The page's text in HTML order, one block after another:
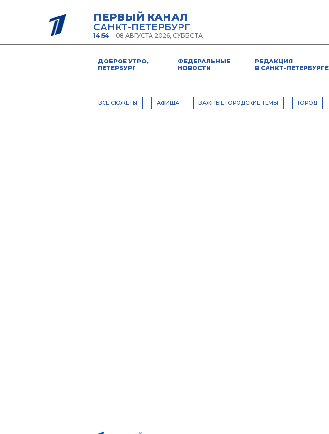
ПЕРВЫЙ КАНАЛ
САНКТ-ПЕТЕРБУРГ
14:54 08 АВГУСТА 2026, СУББОТА
ДОБРОЕ УТРО,
ПЕТЕРБУРГ
ФЕДЕРАЛЬНЫЕ
НОВОСТИ
РЕДАКЦИЯ
В САНКТ-ПЕТЕРБУРГЕ
ВСЕ СЮЖЕТЫ АФИША ВАЖНЫЕ ГОРОДСКИЕ ТЕМЫ ГОРОД